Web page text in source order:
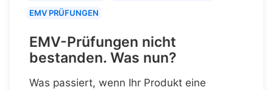
EMV PRÜFUNGEN
EMV-Prüfungen nicht
bestanden. Was nun?
Was passiert, wenn Ihr Produkt eine